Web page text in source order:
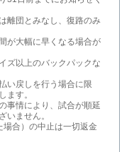
離団とみなし、復路のみ
が大幅に早くなる場合が
ズ以上のバックパックな
い戻しを行う場合に限
ます。
事情により、試合が順延
いません。
合）の中止は一切返金